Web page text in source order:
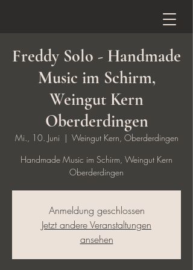
Freddy Solo - Handmade
Music im Schirm,
Weingut Kern
Oberderdingen
Mi., 10. Juni
  |
Weingut Kern, Oberderdingen
Handmade Music im Schirm, Weingut Kern
Oberderdingen
Anmeldung geschlossen
Jetzt andere Veranstaltungen
ansehen